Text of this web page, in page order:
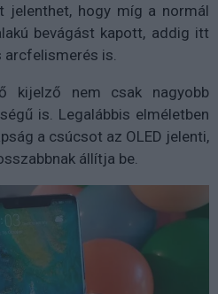
jelenthet, hogy míg a normál
bevágást kapott, addig itt
arcfelismerés is.
kijelző nem csak nagyobb
is. Legalábbis elméletben
a csúcsot az OLED jelenti,
állítja be.